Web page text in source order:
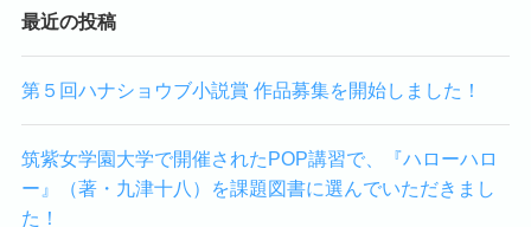
最近の投稿
第５回ハナショウブ小説賞 作品募集を開始しました！
筑紫女学園大学で開催されたPOP講習で、『ハローハロ
ー』（著・九津十八）を課題図書に選んでいただきまし
た！